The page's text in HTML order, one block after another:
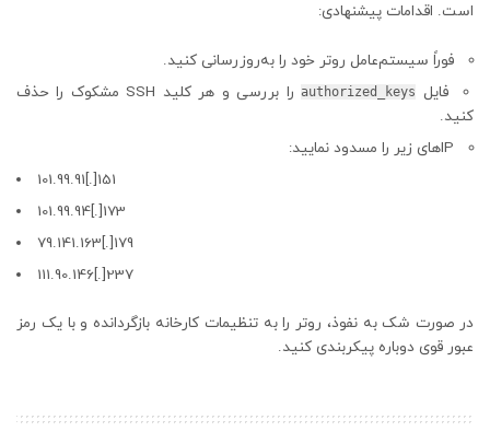
است. اقدامات پیشنهادی:
فوراً سیستم‌عامل روتر خود را به‌روزرسانی کنید.
فایل
authorized_keys
را بررسی و هر کلید SSH مشکوک را حذف
کنید.
IPهای زیر را مسدود نمایید:
101.99.91[.]151
101.99.94[.]173
79.141.163[.]179
111.90.146[.]237
در صورت شک به نفوذ، روتر را به تنظیمات کارخانه بازگردانده و با یک رمز
عبور قوی دوباره پیکربندی کنید.